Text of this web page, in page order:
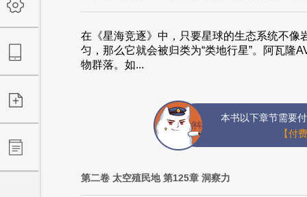
在《星海竞逐》中，只要星球的生态系统不
匀，那么它就会被归类为“类地行星”。阿瓦隆
物群落。如...
本书以下章节需要
【付
第二卷 太空殖民地 第125章 洞察力